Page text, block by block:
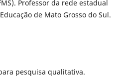
Professor da rede estadual
de Mato Grosso do Sul.
pesquisa qualitativa.